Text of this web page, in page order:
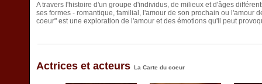
A travers l'histoire d'un groupe d'individus, de milieux et d'âges
ses formes - romantique, familial, l'amour de son prochain ou l'amour
coeur" est une exploration de l'amour et des émotions qu'il peut
Actrices et acteurs La Carte du coeur